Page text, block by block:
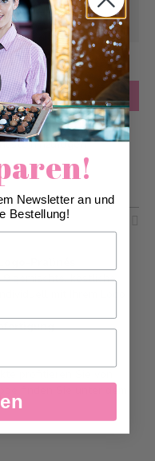
22.09.2026
Warenkorb
hinzufügen
Pralinés
gemischte, köstliche
mit Ihrem Logo
profitieren Sie von
finden Sie unter dem
Newsletter an und
Bestellung!